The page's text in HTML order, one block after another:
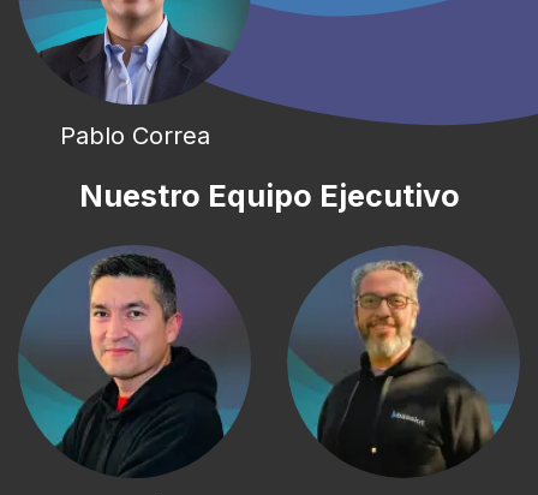
Pablo Correa
Nuestro Equipo Ejecutivo